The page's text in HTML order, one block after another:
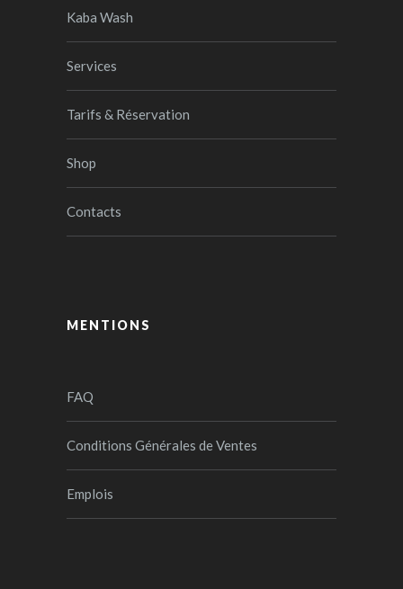
Kaba Wash
Services
Tarifs & Réservation
Shop
Contacts
MENTIONS
FAQ
Conditions Générales de Ventes
Emplois